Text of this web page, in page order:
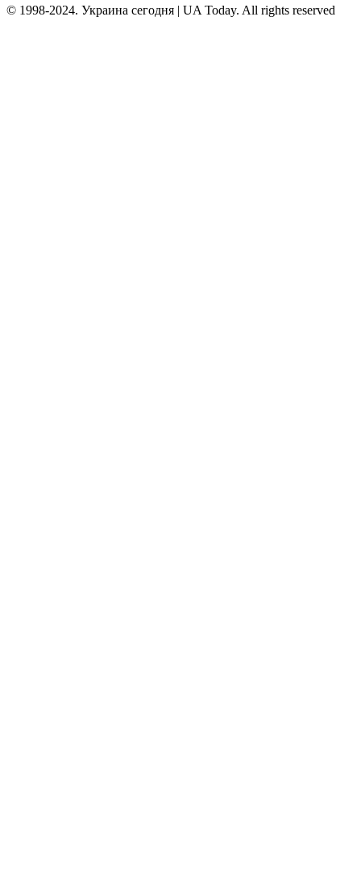
© 1998-2024. Украина сегодня | UA Today. All rights reserved